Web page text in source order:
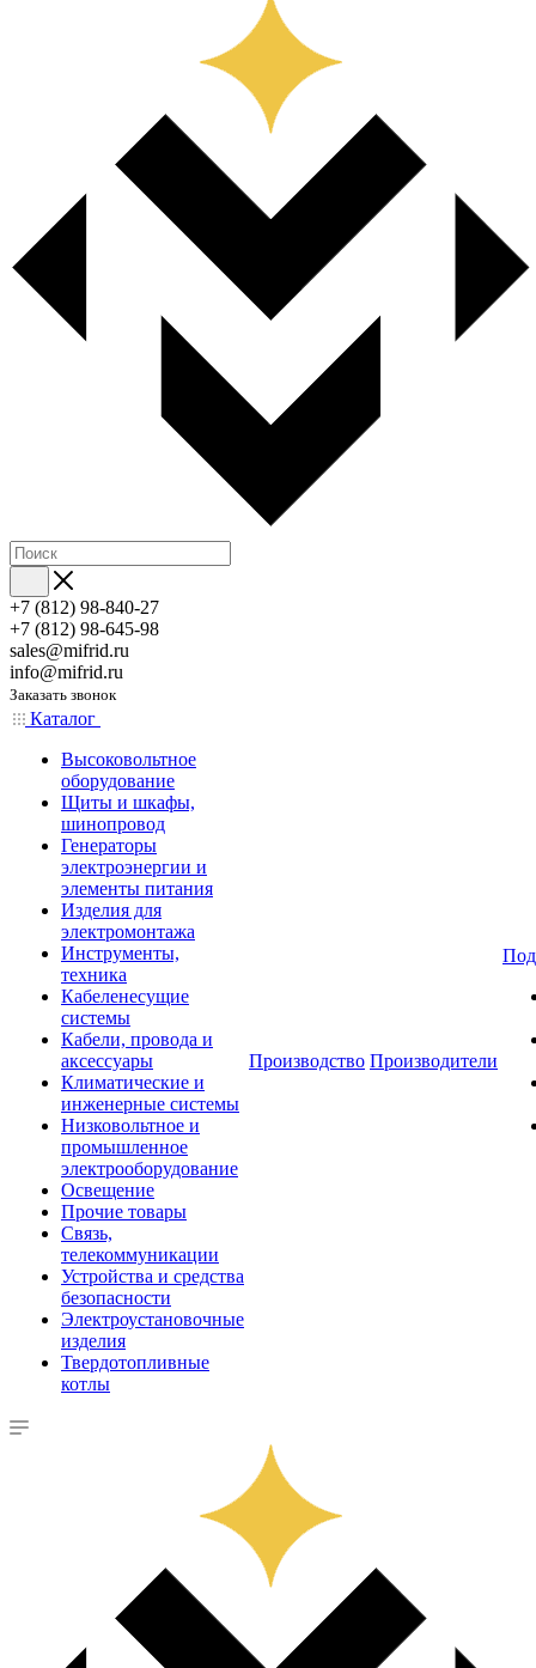
+7 (812) 98-840-27
+7 (812) 98-645-98
sales@mifrid.ru
info@mifrid.ru
Заказать звонок
Каталог
Высоковольтное
оборудование
Щиты и шкафы,
шинопровод
Генераторы
электроэнергии и
элементы питания
Изделия для
электромонтажа
Инструменты,
техника
Кабеленесущие
системы
Кабели, провода и
аксессуары
Климатические и
инженерные системы
Низковольтное и
промышленное
электрооборудование
Освещение
Прочие товары
Связь,
телекоммуникации
Устройства и средства
безопасности
Электроустановочные
изделия
Твердотопливные
котлы
Производство Производители